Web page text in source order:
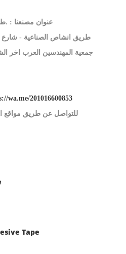
عنوان مصنعنا :
جمعية المهندسين العرب اخر
wa.me/201016600853
للتواصل عن طريق مواقع
Tape